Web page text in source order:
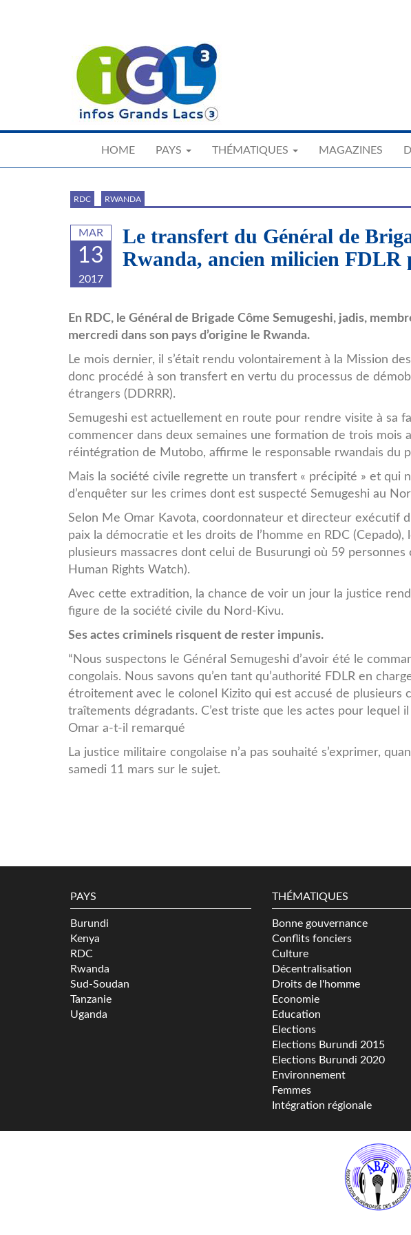
HOME PAYS THÉMATIQUES MAGAZINES
RDC RWANDA
MAR
13
2017
Le transfert du Général de
Rwanda, ancien milicien FDLR
-5188-
b5196.jpg
En RDC, le Général de Brigade Côme Semugeshi, jadis,
mercredi dans son pays d’origine le Rwanda.
Le mois dernier, il s’était rendu volontairement à la Mission
donc procédé à son transfert en vertu du processus de
étrangers (DDRRR).
Semugeshi est actuellement en route pour rendre visite à sa
commencer dans deux semaines une formation de trois mois
réintégration de Mutobo, affirme le responsable rwandais du
Mais la société civile regrette un transfert « précipité » et qui
d’enquêter sur les crimes dont est suspecté Semugeshi au
Selon Me Omar Kavota, coordonnateur et directeur exécutif
paix la démocratie et les droits de l’homme en RDC
plusieurs massacres dont celui de Busurungi où 59
Human Rights Watch).
Avec cette extradition, la chance de voir un jour la justice
figure de la société civile du Nord-Kivu.
Ses actes criminels risquent de rester impunis.
“Nous suspectons le Général Semugeshi d’avoir été le
congolais. Nous savons qu’en tant qu’authorité FDLR en
étroitement avec le colonel Kizito qui est accusé de plusieurs
traîtements dégradants. C’est triste que les actes pour lequel
Omar a-t-il remarqué
La justice militaire congolaise n’a pas souhaité s’exprimer,
samedi 11 mars sur le sujet.
PAYS
Burundi
Kenya
RDC
Rwanda
Sud-Soudan
Tanzanie
Uganda
THÉMATIQUES
Bonne gouvernance
Conflits fonciers
Culture
Décentralisation
Droits de l'homme
Economie
Education
Elections
Elections Burundi 2015
Elections Burundi 2020
Environnement
Femmes
Intégration régionale